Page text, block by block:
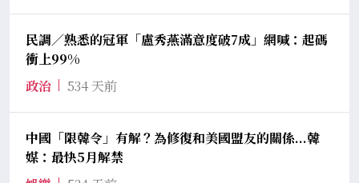
民調／熟悉的冠軍「盧秀燕滿意度破7成」網喊：起碼
衝上99%
政治
534 天前
中國「限韓令」有解？為修復和美國盟友的關係...韓
媒：最快5月解禁